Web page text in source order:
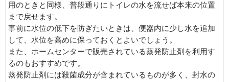
用のときと同様、普段通りにトイレの水を流せば本来の位置
まで戻せます。
事前に水位の低下を防ぎたいときは、便器内に少し水を追加
して、水位を高めに保っておくとよいでしょう。
また、ホームセンターで販売されている蒸発防止剤を利用す
るのもおすすめです。
蒸発防止剤には殺菌成分が含まれているものが多く、封水の